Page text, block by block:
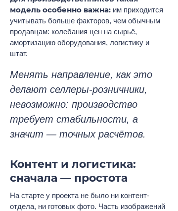
модель особенно важна: им приходится
учитывать больше факторов, чем обычным
продавцам: колебания цен на сырьё,
амортизацию оборудования, логистику и
штат.
Менять направление, как это
делают селлеры-розничники,
невозможно: производство
требует стабильности, а
значит — точных расчётов.
Контент и логистика:
сначала — простота
На старте у проекта не было ни контент-
отдела, ни готовых фото. Часть изображений